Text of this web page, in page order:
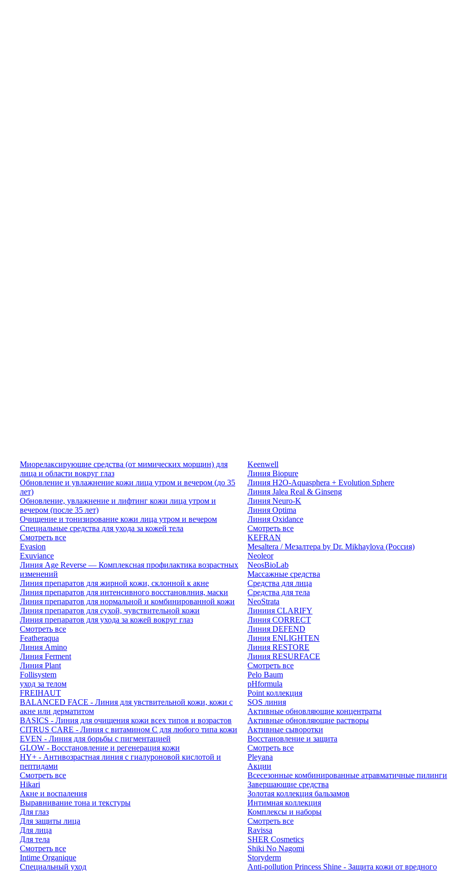
Миорелаксирующие средства (от мимических морщин) для
лица и области вокруг глаз
Обновление и увлажнение кожи лица утром и вечером (до 35
лет)
Обновление, увлажнение и лифтинг кожи лица утром и
вечером (после 35 лет)
Очищение и тонизирование кожи лица утром и вечером
Специальные средства для ухода за кожей тела
Смотреть все
Evasion
Exuviance
Линия Age Reverse — Комплексная профилактика возрастных
изменений
Линия препаратов для жирной кожи, склонной к акне
Линия препаратов для интенсивного восстановлния, маски
Линия препаратов для нормальной и комбинированной кожи
Линия препаратов для сухой, чувствительной кожи
Линия препаратов для ухода за кожей вокруг глаз
Смотреть все
Featheraqua
Линия Amino
Линия Ferment
Линия Plant
Follisystem
уход за телом
FREIHAUT
BALANCED FACE - Линия для увствительной кожи, кожи с
акне или дерматитом
BASICS - Линия для очищения кожи всех типов и возрастов
CITRUS CARE - Линия с витамином С для любого типа кожи
EVEN - Линия для борьбы с пигментацией
GLOW - Восстановление и регенерация кожи
HY+ - Антивозрастная линия с гиалуроновой кислотой и
пептидами
Смотреть все
Hikari
Акне и воспаления
Выравнивание тона и текстуры
Для глаз
Для защиты лица
Для лица
Для тела
Смотреть все
Intime Organique
Специальный уход
Keenwell
Линия Biopure
Линия H2O-Aquasphera + Evolution Sphere
Линия Jalea Real & Ginseng
Линия Neuro-K
Линия Optima
Линия Oxidance
Смотреть все
KEFRAN
Mesaltera / Мезалтера by Dr. Mikhaylova (Россия)
Neoleor
NeosBioLab
Массажные средства
Средства для лица
Средства для тела
NeoStrata
Линиия CLARIFY
Линия CORRECT
Линия DEFEND
Линия ENLIGHTEN
Линия RESTORE
Линия RESURFACE
Смотреть все
Pelo Baum
pHformula
Point коллекция
SOS линия
Активные обновляющие концентраты
Активные обновляющие растворы
Активные сыворотки
Восстановление и защита
Смотреть все
Pleyana
Акции
Всесезонные комбинированные атравматичные пилинги
Завершающие средства
Золотая коллекция бальзамов
Интимная коллекция
Комплексы и наборы
Смотреть все
Ravissa
SHER Cosmetics
Shiki No Nagomi
Storyderm
Anti-pollution Princess Shine - Защита кожи от вредного